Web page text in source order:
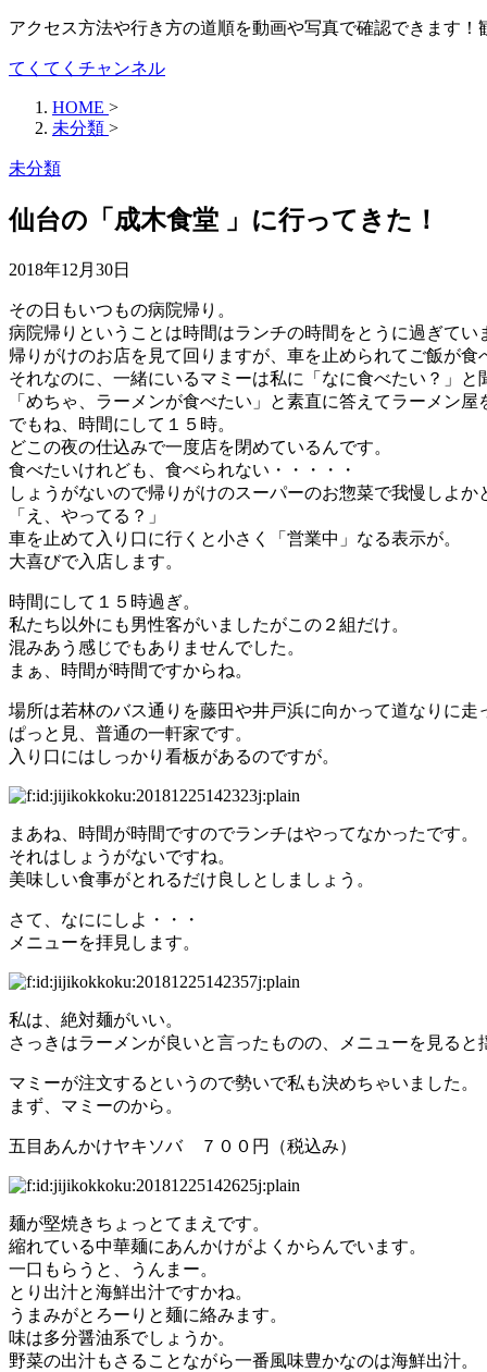
アクセス方法や行き方の道順を動画や写真で確認できます
てくてくチャンネル
HOME >
未分類 >
未分類
仙台の「成木食堂 」に行ってきた！
2018年12月30日
その日もいつもの病院帰り。
病院帰りということは時間はランチの時間をとうに過ぎてい
帰りがけのお店を見て回りますが、車を止められてご飯が食
それなのに、一緒にいるマミーは私に「なに食べたい？」と
「めちゃ、ラーメンが食べたい」と素直に答えてラーメン屋
でもね、時間にして１５時。
どこの夜の仕込みで一度店を閉めているんです。
食べたいけれども、食べられない・・・・・
しょうがないので帰りがけのスーパーのお惣菜で我慢しよか
「え、やってる？」
車を止めて入り口に行くと小さく「営業中」なる表示が。
大喜びで入店します。
時間にして１５時過ぎ。
私たち以外にも男性客がいましたがこの２組だけ。
混みあう感じでもありませんでした。
まぁ、時間が時間ですからね。
場所は若林のバス通りを藤田や井戸浜に向かって道なりに走
ぱっと見、普通の一軒家です。
入り口にはしっかり看板があるのですが。
まあね、時間が時間ですのでランチはやってなかったです。
それはしょうがないですね。
美味しい食事がとれるだけ良しとしましょう。
さて、なににしよ・・・
メニューを拝見します。
私は、絶対麺がいい。
さっきはラーメンが良いと言ったものの、メニューを見ると
マミーが注文するというので勢いで私も決めちゃいました。
まず、マミーのから。
五目あんかけヤキソバ ７００円（税込み）
麺が堅焼きちょっとてまえです。
縮れている中華麺にあんかけがよくからんでいます。
一口もらうと、うんまー。
とり出汁と海鮮出汁ですかね。
うまみがとろーりと麺に絡みます。
味は多分醤油系でしょうか。
野菜の出汁もさることながら一番風味豊かなのは海鮮出汁。